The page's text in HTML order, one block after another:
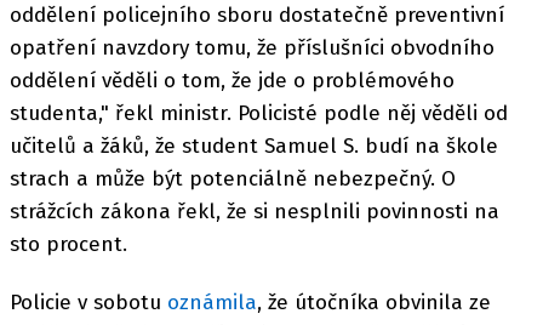
oddělení policejního sboru dostatečně preventivní
opatření navzdory tomu, že příslušníci obvodního
oddělení věděli o tom, že jde o problémového
studenta," řekl ministr. Policisté podle něj věděli od
učitelů a žáků, že student Samuel S. budí na škole
strach a může být potenciálně nebezpečný. O
strážcích zákona řekl, že si nesplnili povinnosti na
sto procent.
Policie v sobotu oznámila, že útočníka obvinila ze